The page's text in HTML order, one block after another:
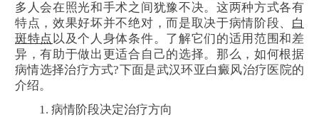
多人会在照光和手术之间犹豫不决。这两种方式各有
特点，效果好坏并不绝对，而是取决于病情阶段、 白
斑特点以及个人身体条件。了解它们的适用范围和差
异，有助于做出更适合自己的选择。那么，如何根据
病情选择治疗方式?下面是武汉环亚白癜风治疗医院的
介绍。
1. 病情阶段决定治疗方向